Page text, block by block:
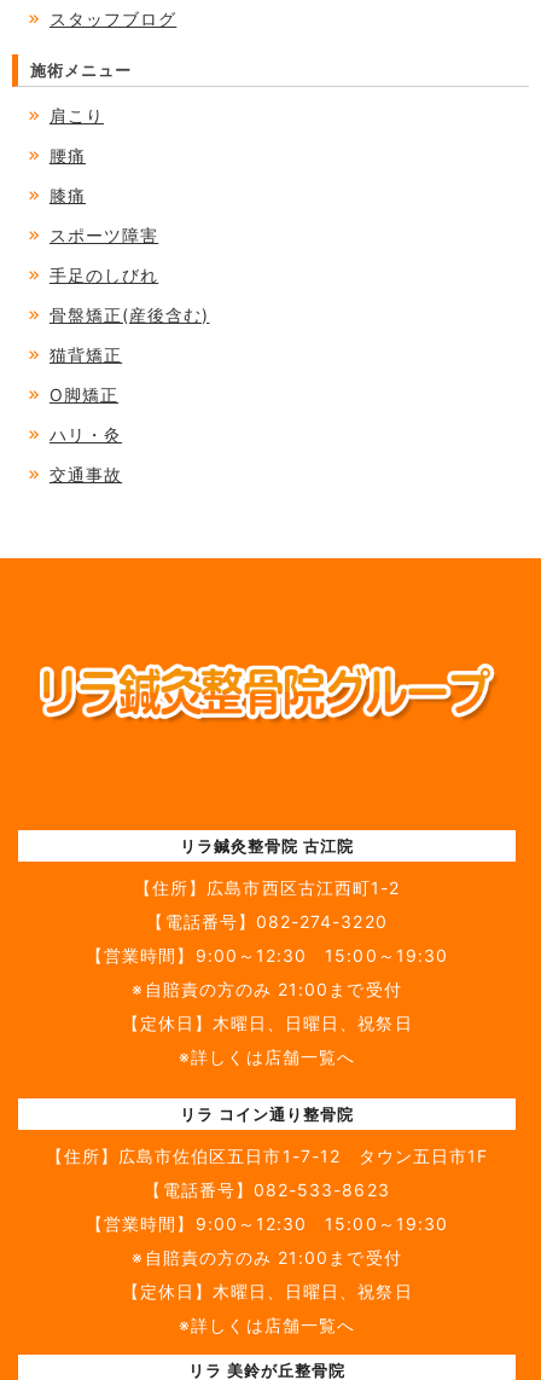
スタッフブログ
施術メニュー
肩こり
腰痛
膝痛
スポーツ障害
手足のしびれ
骨盤矯正(産後含む)
猫背矯正
O脚矯正
ハリ・灸
交通事故
リラ鍼灸整骨院 古江院
【住所】 広島市西区古江西町1-2
【電話番号】 082-274-3220
【営業時間】9:00～12:30 15:00～19:30
※自賠責の方のみ 21:00まで受付
【定休日】木曜日、日曜日、祝祭日
※詳しくは店舗一覧へ
リラ コイン通り整骨院
【住所】 広島市佐伯区五日市1-7-12 タウン五日市1F
【電話番号】 082-533-8623
【営業時間】9:00～12:30 15:00～19:30
※自賠責の方のみ 21:00まで受付
【定休日】木曜日、日曜日、祝祭日
※詳しくは店舗一覧へ
リラ 美鈴が丘整骨院